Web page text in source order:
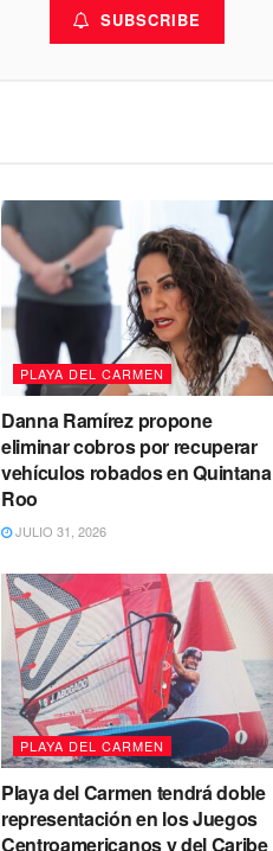
SUBSCRIBE
PLAYA DEL CARMEN
Danna Ramírez propone
eliminar cobros por recuperar
vehículos robados en Quintana
Roo
JULIO 31, 2026
PLAYA DEL CARMEN
Playa del Carmen tendrá doble
representación en los Juegos
Centroamericanos y del Caribe